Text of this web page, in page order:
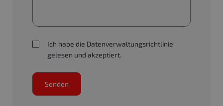
Ich habe die Datenverwaltungsrichtlinie
gelesen und akzeptiert.
Senden